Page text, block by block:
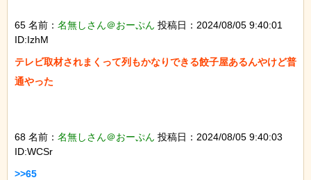
65 名前： 名無しさん＠おーぷん 投稿日：2024/08/05 9:40:01
ID:IzhM
テレビ取材されまくって列もかなりできる餃子屋あるんやけど普
通やった
68 名前： 名無しさん＠おーぷん 投稿日：2024/08/05 9:40:03
ID:WCSr
>>65